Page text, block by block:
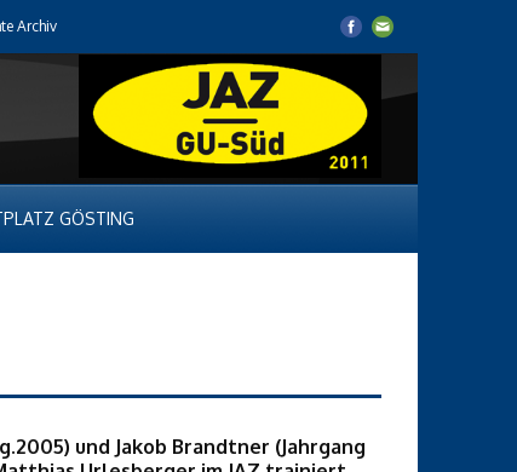
Archiv
GÖSTING
und Jakob Brandtner (Jahrgang